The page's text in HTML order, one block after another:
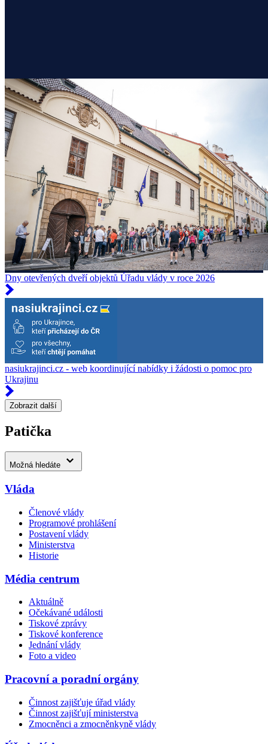
Dny otevřených dveří objektů Úřadu vlády v roce 2026
nasiukrajinci.cz - web koordinující nabídky i žádosti o pomoc pro
Ukrajinu
Zobrazit další
Patička
Možná hledáte
Vláda
Členové vlády
Programové prohlášení
Postavení vlády
Ministerstva
Historie
Média centrum
Aktuálně
Očekávané události
Tiskové zprávy
Tiskové konference
Jednání vlády
Foto a video
Pracovní a poradní orgány
Činnost zajišťuje úřad vlády
Činnost zajišťují ministerstva
Zmocněnci a zmocněnkyně vlády